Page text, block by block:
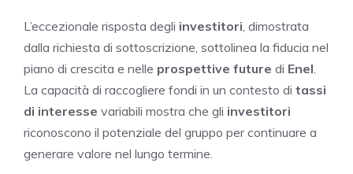
L’eccezionale risposta degli investitori , dimostrata
dalla richiesta di sottoscrizione, sottolinea la fiducia nel
piano di crescita e nelle prospettive future di Enel
La capacità di raccogliere fondi in un contesto di tassi
di interesse variabili mostra che gli investitori
riconoscono il potenziale del gruppo per continuare a
generare valore nel lungo termine.